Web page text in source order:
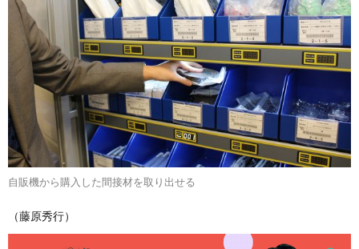
自販機から購入した間接材を取り出せる
（藤原秀行）